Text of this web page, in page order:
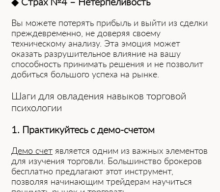
Вы можете потерять прибыль и выйти из сделки
преждевременно, не доверяя своему
техническому анализу. Эта эмоция может
оказать разрушительное влияние на вашу
способность принимать решения и не позволит
добиться большого успеха на рынке.
Шаги для овладения навыков торговой
психологии
1. Практикуйтесь с демо-счетом
Демо счет является одним из важных элементов
для изучения торговли. Большинство брокеров
бесплатно предлагают этот инструмент,
позволяя начинающим трейдерам научиться